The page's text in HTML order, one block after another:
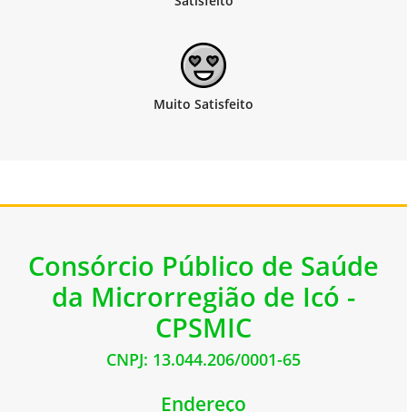
Consórcio Público de Saúde
da Microrregião de Icó -
CPSMIC
CNPJ: 13.044.206/0001-65
Endereço